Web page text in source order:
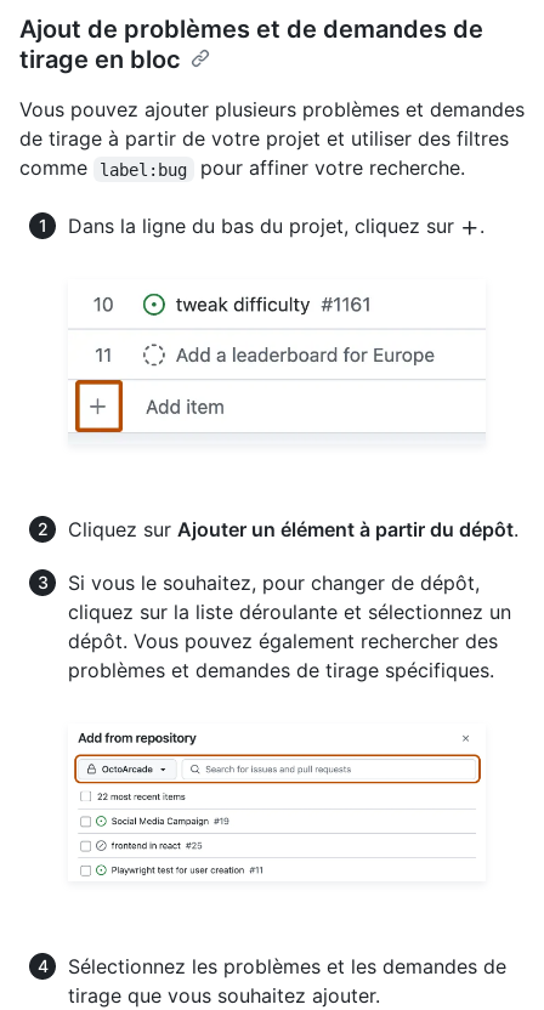
Ajout de problèmes et de demandes de
tirage en bloc
Vous pouvez ajouter plusieurs problèmes et demandes
de tirage à partir de votre projet et utiliser des filtres
comme
label:bug pour affiner votre recherche.
Dans la ligne du bas du projet, cliquez sur .
Cliquez sur Ajouter un élément à partir du dépôt.
Si vous le souhaitez, pour changer de dépôt,
cliquez sur la liste déroulante et sélectionnez un
dépôt. Vous pouvez également rechercher des
problèmes et demandes de tirage spécifiques.
Sélectionnez les problèmes et les demandes de
tirage que vous souhaitez ajouter.